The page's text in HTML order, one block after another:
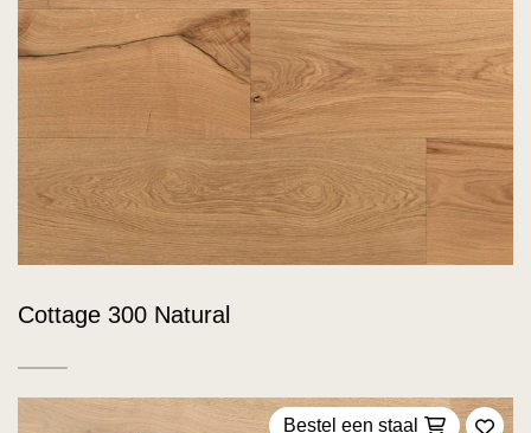
Cottage 300 Natural
Bestel een staal